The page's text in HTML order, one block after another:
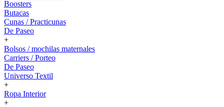
Boosters
Butacas
Cunas / Practicunas
De Paseo
+
Bolsos / mochilas maternales
Carriers / Porteo
De Paseo
Universo Textil
+
Ropa Interior
+